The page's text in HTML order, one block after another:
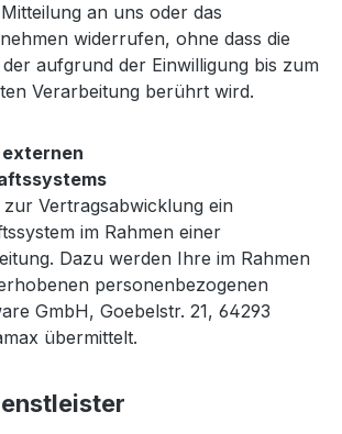
an uns oder das
widerrufen, ohne dass die
der aufgrund der Einwilligung bis zum
Verarbeitung berührt wird.
Vertragsabwicklung ein
im Rahmen einer
Dazu werden Ihre im Rahmen
personenbezogenen
GmbH, Goebelstr. 21, 64293
übermittelt.